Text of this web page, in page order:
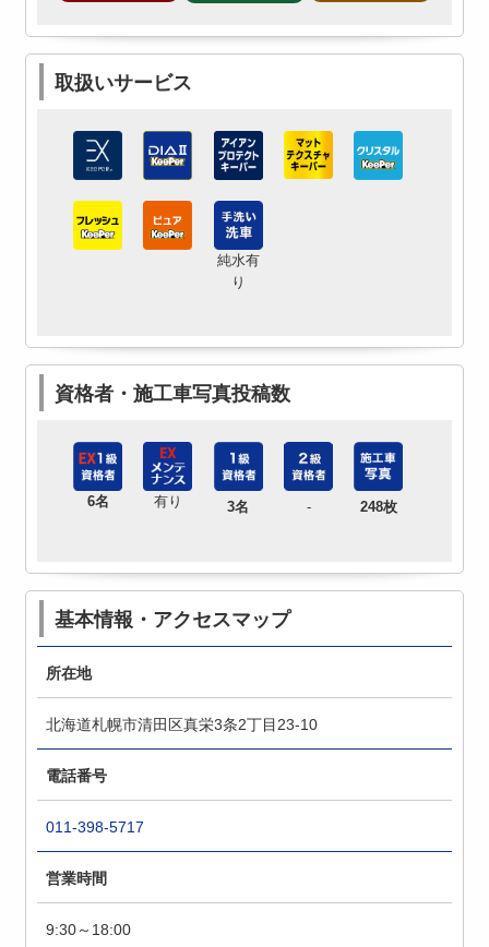
取扱いサービス
純水有
り
資格者・施工車写真投稿数
6名 有り 3名 - 248枚
基本情報・アクセスマップ
所在地
北海道札幌市清田区真栄3条2丁目23-10
電話番号
011-398-5717
営業時間
9:30～18:00